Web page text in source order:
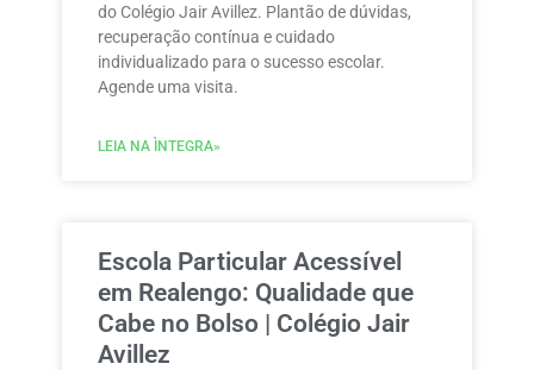
do Colégio Jair Avillez. Plantão de dúvidas,
recuperação contínua e cuidado
individualizado para o sucesso escolar.
Agende uma visita.
LEIA NA ÌNTEGRA»
Escola Particular Acessível
em Realengo: Qualidade que
Cabe no Bolso | Colégio Jair
Avillez